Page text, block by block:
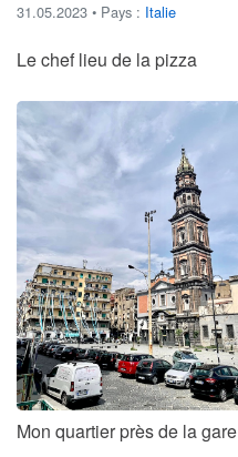
31.05.2023 • Pays : Italie
Le chef lieu de la pizza
Mon quartier près de la gare